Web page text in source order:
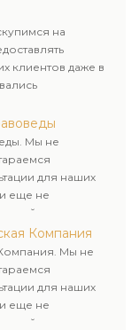
на
клиентов даже в
Мы не
для наших
еще не
компании.
Компания
Мы не
для наших
еще не
компании.